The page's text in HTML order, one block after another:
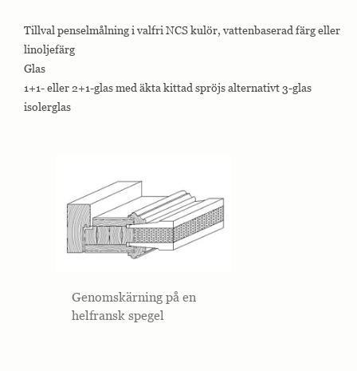
Tillval penselmålning i valfri NCS kulör, vattenbaserad färg eller
linoljefärg
Glas
1+1- eller 2+1-glas med äkta kittad spröjs alternativt 3-glas
isolerglas
Genomskärning på en
helfransk spegel
används för att
förstå och
analysera de
viktigaste
på webbplatsen
som hjälper till att
viss funktionalitet
att försvinna från
hemsidan.
cookies används
för att leverera
besökare med